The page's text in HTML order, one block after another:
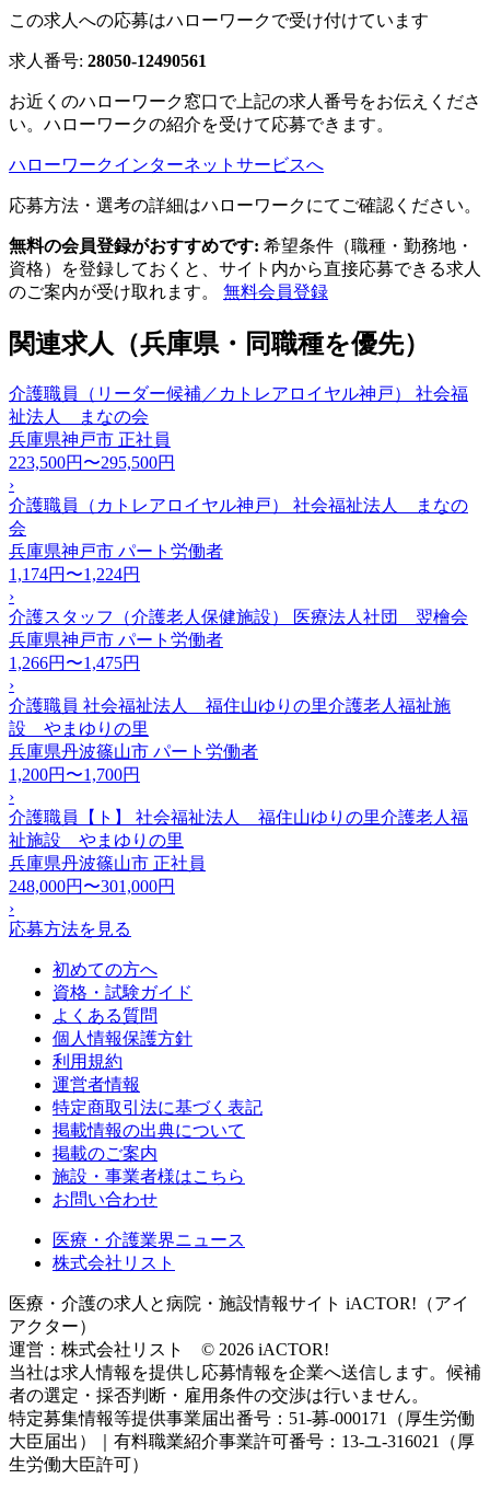
この求人への応募はハローワークで受け付けています
求人番号: 28050-12490561
お近くのハローワーク窓口で上記の求人番号をお伝えくださ
い。ハローワークの紹介を受けて応募できます。
ハローワークインターネットサービスへ
応募方法・選考の詳細はハローワークにてご確認ください。
無料の会員登録がおすすめです: 希望条件（職種・勤務地・
資格）を登録しておくと、サイト内から直接応募できる求人
のご案内が受け取れます。 無料会員登録
関連求人（兵庫県・同職種を優先）
介護職員（リーダー候補／カトレアロイヤル神戸） 社会福
祉法人 まなの会
兵庫県神戸市 正社員
223,500円〜295,500円
›
介護職員（カトレアロイヤル神戸） 社会福祉法人 まなの
会
兵庫県神戸市 パート労働者
1,174円〜1,224円
›
介護スタッフ（介護老人保健施設） 医療法人社団 翌檜会
兵庫県神戸市 パート労働者
1,266円〜1,475円
›
介護職員 社会福祉法人 福住山ゆりの里介護老人福祉施
設 やまゆりの里
兵庫県丹波篠山市 パート労働者
1,200円〜1,700円
›
介護職員【ト】 社会福祉法人 福住山ゆりの里介護老人福
祉施設 やまゆりの里
兵庫県丹波篠山市 正社員
248,000円〜301,000円
›
応募方法を見る
初めての方へ
資格・試験ガイド
よくある質問
個人情報保護方針
利用規約
運営者情報
特定商取引法に基づく表記
掲載情報の出典について
掲載のご案内
施設・事業者様はこちら
お問い合わせ
医療・介護業界ニュース
株式会社リスト
医療・介護の求人と病院・施設情報サイト iACTOR!（アイ
アクター）
運営：株式会社リスト © 2026 iACTOR!
当社は求人情報を提供し応募情報を企業へ送信します。候補
者の選定・採否判断・雇用条件の交渉は行いません。
特定募集情報等提供事業届出番号：51-募-000171（厚生労働
大臣届出）｜有料職業紹介事業許可番号：13-ユ-316021（厚
生労働大臣許可）